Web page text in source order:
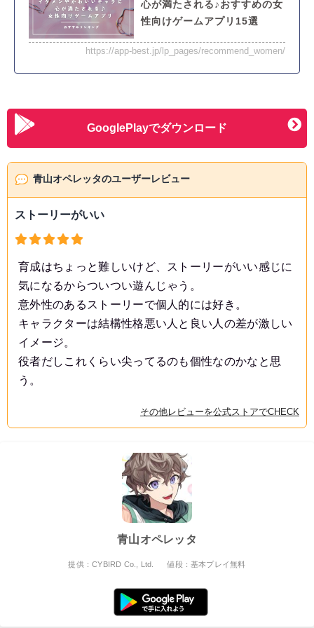
心が満たされる♪おすすめの女
性向けゲームアプリ15選
https://app-best.jp/lp_pages/recommend_women/
GooglePlayでダウンロード
青山オペレッタのユーザーレビュー
ストーリーがいい
育成はちょっと難しいけど、ストーリーがいい感じに
気になるからついつい遊んじゃう。
意外性のあるストーリーで個人的には好き。
キャラクターは結構性格悪い人と良い人の差が激しい
イメージ。
役者だしこれくらい尖ってるのも個性なのかなと思
う。
その他レビューを公式ストアでCHECK
青山オペレッタ
提供：CYBIRD Co., Ltd. 値段：基本プレイ無料